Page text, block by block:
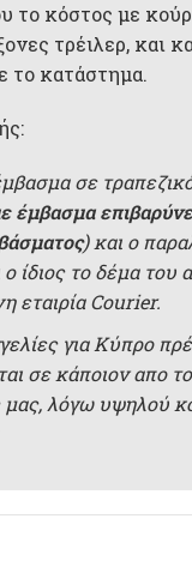
το κόστος με
τρέιλερ, και
το κατάστημα.
σε
) και ο
ίδιος το δέμα του
εταιρία Courier.
για Κύπρο
σε κάποιον απο
μας, λόγω υψηλού